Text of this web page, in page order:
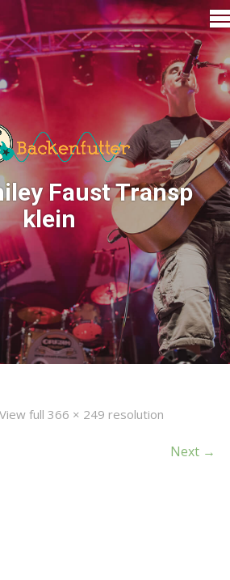
Faust Transp
klein
View full 366 × 249 resolution
Next →